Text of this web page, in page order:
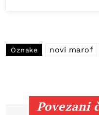
Oznake novi marof
Povezani